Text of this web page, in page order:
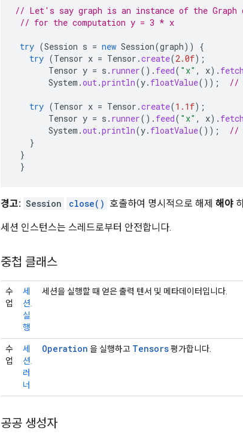
// Let's say graph is an instance of the Graph
// for the computation y = 3 * x
try (Session s = new Session(graph))
{
try (Tensor x = Tensor .create(2.0f);
Tensor y = s . runner(). feed( "x" , x). fetch
System .out.println(y. floatValue()); //
try (Tensor x = Tensor .create(1.1f);
Tensor y = s . runner(). feed( "x" , x). fetch
System .out.println(y. floatValue());
//
}
}
}
경고: Session close() 호출하여 명시적으로 해제 해야
세션 인스턴스는 스레드로부터 안전합니다.
중첩 클래스
수
업
세
션.
실
행
세션을 실행할 때 얻은 출력 텐서 및 메타데이터입니다.
수
업
세
션.
러
너
Operation 을 실행하고 Tensors평가합니다.
공공 생성자